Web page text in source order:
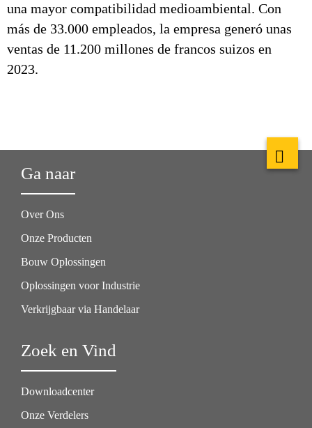
una mayor compatibilidad medioambiental. Con
más de 33.000 empleados, la empresa generó unas
ventas de 11.200 millones de francos suizos en
2023.
Ga naar
Over Ons
Onze Producten
Bouw Oplossingen
Oplossingen voor Industrie
Verkrijgbaar via Handelaar
Zoek en Vind
Downloadcenter
Onze Verdelers